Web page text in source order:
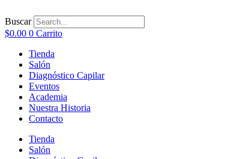
al
contenido
Buscar
$0.00 0 Carrito
Tienda
Salón
Diagnóstico Capilar
Eventos
Academia
Nuestra Historia
Contacto
Tienda
Salón